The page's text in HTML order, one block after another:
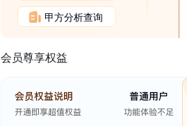
甲方分析查询
会员尊享权益